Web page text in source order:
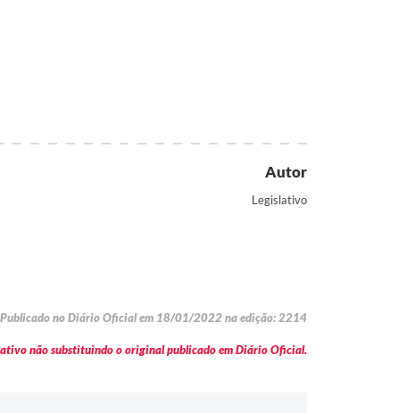
Autor
Legislativo
Publicado no Diário Oficial em 18/01/2022 na edição: 2214
não substituindo o original publicado em Diário Oficial.